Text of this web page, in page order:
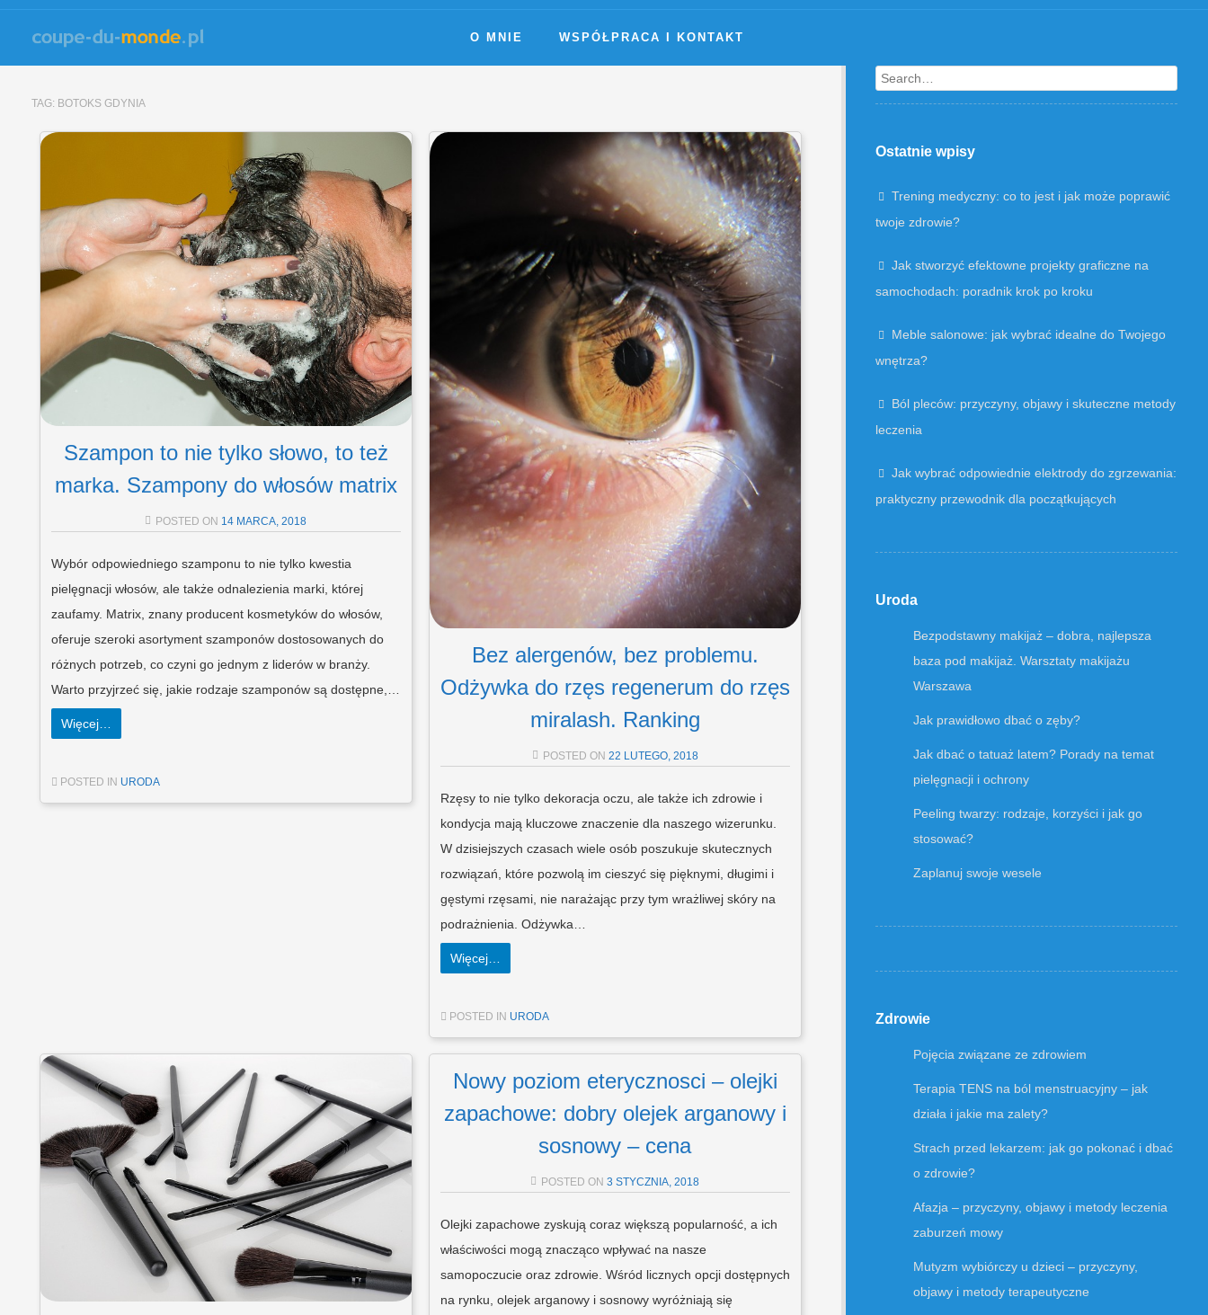
O MNIE WSPÓŁPRACA I KONTAKT
TAG: BOTOKS GDYNIA
Szampon to nie tylko słowo, to też
marka. Szampony do włosów matrix
POSTED ON 14 MARCA, 2018
Wybór odpowiedniego szamponu to nie tylko kwestia
pielęgnacji włosów, ale także odnalezienia marki, której
zaufamy. Matrix, znany producent kosmetyków do włosów,
oferuje szeroki asortyment szamponów dostosowanych do
różnych potrzeb, co czyni go jednym z liderów w branży.
Warto przyjrzeć się, jakie rodzaje szamponów są dostępne,…
Więcej…
POSTED IN URODA
Bez alergenów, bez problemu.
Odżywka do rzęs regenerum do rzęs
miralash. Ranking
POSTED ON 22 LUTEGO, 2018
Rzęsy to nie tylko dekoracja oczu, ale także ich zdrowie i
kondycja mają kluczowe znaczenie dla naszego wizerunku.
W dzisiejszych czasach wiele osób poszukuje skutecznych
rozwiązań, które pozwolą im cieszyć się pięknymi, długimi i
gęstymi rzęsami, nie narażając przy tym wrażliwej skóry na
podrażnienia. Odżywka…
Więcej…
POSTED IN URODA
Nowy poziom eterycznosci – olejki
zapachowe: dobry olejek arganowy i
sosnowy – cena
POSTED ON3 STYCZNIA, 2018
Olejki zapachowe zyskują coraz większą popularność, a ich
właściwości mogą znacząco wpływać na nasze
samopoczucie oraz zdrowie. Wśród licznych opcji dostępnych
na rynku, olejek arganowy i sosnowy wyróżniają się
Search
Ostatnie wpisy
Trening medyczny: co to jest i jak może poprawić
twoje zdrowie?
Jak stworzyć efektowne projekty graficzne na
samochodach: poradnik krok po kroku
Meble salonowe: jak wybrać idealne do Twojego
wnętrza?
Ból pleców: przyczyny, objawy i skuteczne metody
leczenia
Jak wybrać odpowiednie elektrody do zgrzewania:
praktyczny przewodnik dla początkujących
Uroda
Bezpodstawny makijaż – dobra, najlepsza
baza pod makijaż. Warsztaty makijażu
Warszawa
Jak prawidłowo dbać o zęby?
Jak dbać o tatuaż latem? Porady na temat
pielęgnacji i ochrony
Peeling twarzy: rodzaje, korzyści i jak go
stosować?
Zaplanuj swoje wesele
Zdrowie
Pojęcia związane ze zdrowiem
Terapia TENS na ból menstruacyjny – jak
działa i jakie ma zalety?
Strach przed lekarzem: jak go pokonać i dbać
o zdrowie?
Afazja – przyczyny, objawy i metody leczenia
zaburzeń mowy
Mutyzm wybiórczy u dzieci – przyczyny,
objawy i metody terapeutyczne